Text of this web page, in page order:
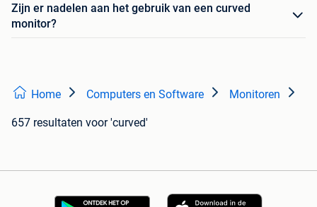
Zijn er nadelen aan het gebruik van een curved
monitor?
Home Computers en Software Monitoren
657 resultaten voor 'curved'